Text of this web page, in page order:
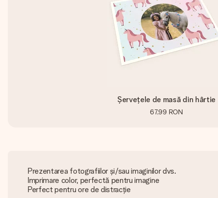
Șervețele de masă din hârtie
67,99 RON
Prezentarea fotografiilor și/sau imaginilor dvs.
Imprimare color, perfectă pentru imagine
Perfect pentru ore de distracție